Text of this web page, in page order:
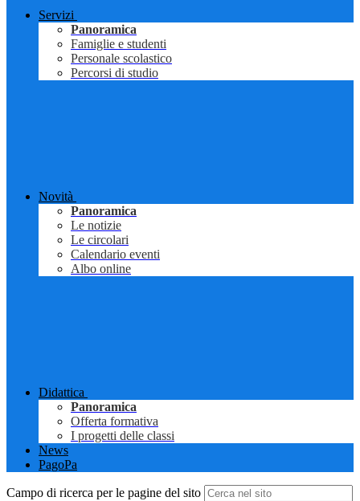
Servizi
Panoramica
Famiglie e studenti
Personale scolastico
Percorsi di studio
Novità
Panoramica
Le notizie
Le circolari
Calendario eventi
Albo online
Didattica
Panoramica
Offerta formativa
I progetti delle classi
News
PagoPa
Campo di ricerca per le pagine del sito